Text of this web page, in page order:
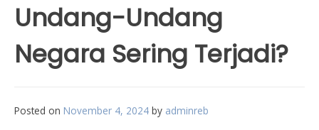
Undang-Undang
Negara Sering Terjadi?
Posted on November 4, 2024 by adminreb